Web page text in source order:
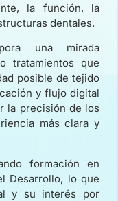
la función, la
dentales.
una mirada
tratamientos que
posible de tejido
y flujo digital
la precisión de los
más clara y
formación en
Desarrollo, lo que
y su interés por